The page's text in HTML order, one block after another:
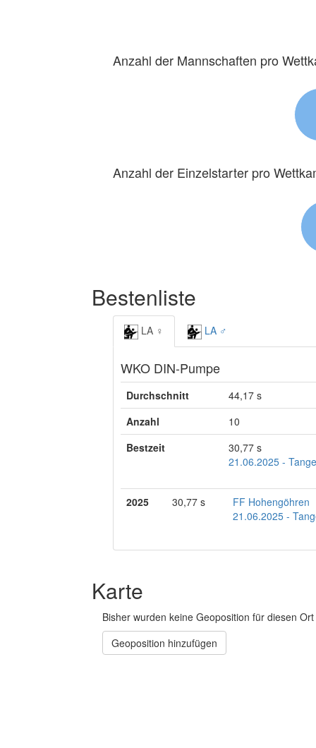
Anzahl der Mannschaften pro
Anzahl der Einzelstarter pro
Bestenliste
LA ♀ LA ♂
WKO DIN-Pumpe
Durchschnitt
44,17 s
Anzahl
10
Bestzeit
30,77 s
21.06.2025 -
2025 30,77 s
FF Hohengöhren
21.06.2025 -
Karte
Bisher wurden keine Geoposition für diesen
Geoposition hinzufügen